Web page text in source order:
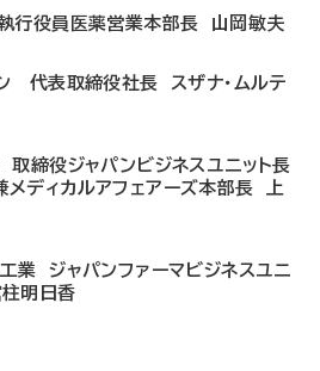
行役員医薬営業本部長 山岡敏夫
ン 代表取締役社長 スザナ・ムルテ
取締役ジャパンビジネスユニット長
メディカルアフェアーズ本部長 上
工業 ジャパンファーマビジネスユニ
明日香